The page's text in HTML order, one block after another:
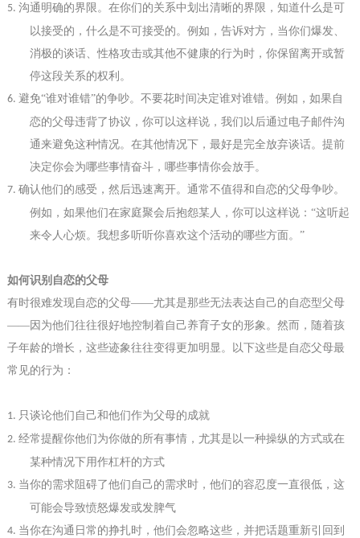
5. 沟通明确的界限。在你们的关系中划出清晰的界限，知道什么是可
以接受的，什么是不可接受的。例如，告诉对方，当你们爆发、
消极的谈话、性格攻击或其他不健康的行为时，你保留离开或暂
停这段关系的权利。
6. 避免“谁对谁错”的争吵。不要花时间决定谁对谁错。例如，如果自
恋的父母违背了协议，你可以这样说 ，我们以后通过电子邮件沟
通来避免这种情况。在其他情况下，最好是完全放弃谈话。提前
决定你会为哪些事情奋斗，哪些事情你会放手。
7. 确认他们的感受，然后迅速离开。通常不值得和自恋的父母争吵。
例如，如果他们在家庭聚会后抱怨某人，你可以这样说：“这听起
来令人心烦。我想多听听你喜欢这个活动的哪些方面。”
如何识别 自恋的父母
有时很难发现自恋的父母——尤其是那些无法表达自己的自恋型父母
——因为他们往往很好地控制着自己养育子女的形象。然而，随着孩
子年龄的增长，这些迹象往往变得更加明显。
以下这些是自恋父母最
常见的行为：
1. 只谈论他们自己和他们作为父母的成就
2. 经常提醒你他们为你做的所有事情，尤其是以一种操纵的方式或在
某种情况下用作杠杆的方式
3. 当你的需求阻碍了他们自己的需求时，他们的容忍度一直很低，这
可能会导致愤怒爆发或发脾气
4. 当你在沟通日常的挣扎时， 他们会忽略这些， 并把话题重新引回到